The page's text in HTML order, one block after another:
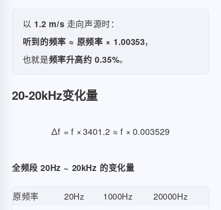
以 1.2 m/s 走向声源时：
听到的频率 ≈ 原频率 × 1.00353，
也就是频率升高约 0.35%。
20-20kHz变化量
Δf = f × 3401.2 ≈ f × 0.003529
全频段 20Hz ~ 20kHz 的变化量
原频率 20Hz 1000Hz
20000Hz